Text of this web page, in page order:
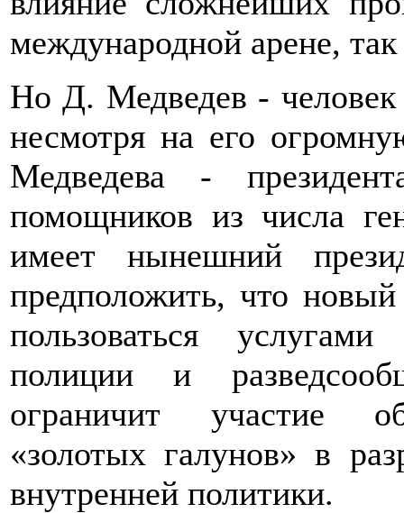
международной арене,
Но Д. Медведев - человек
несмотря на его
Медведева -
помощников из числа
имеет нынешний
предположить, что
пользоваться
полиции и
ограничит участие
«золотых галунов» в
внутренней политики.